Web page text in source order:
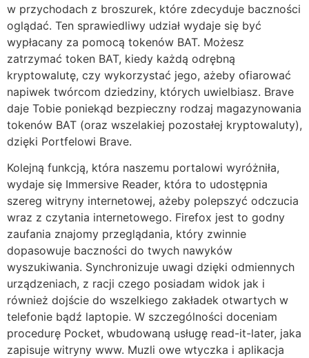
w przychodach z broszurek, które zdecyduje baczności
oglądać. Ten sprawiedliwy udział wydaje się być
wypłacany za pomocą tokenów BAT. Możesz
zatrzymać token BAT, kiedy każdą odrębną
kryptowalutę, czy wykorzystać jego, ażeby ofiarować
napiwek twórcom dziedziny, których uwielbiasz. Brave
daje Tobie poniekąd bezpieczny rodzaj magazynowania
tokenów BAT (oraz wszelakiej pozostałej kryptowaluty),
dzięki Portfelowi Brave.
Kolejną funkcją, która naszemu portalowi wyróżniła,
wydaje się Immersive Reader, która to udostępnia
szereg witryny internetowej, ażeby polepszyć odczucia
wraz z czytania internetowego. Firefox jest to godny
zaufania znajomy przeglądania, który zwinnie
dopasowuje baczności do twych nawyków
wyszukiwania. Synchronizuje uwagi dzięki odmiennych
urządzeniach, z racji czego posiadam widok jak i
również dojście do wszelkiego zakładek otwartych w
telefonie bądź laptopie. W szczególności doceniam
procedurę Pocket, wbudowaną usługę read-it-later, jaka
zapisuje witryny www. Muzli owe wtyczka i aplikacja